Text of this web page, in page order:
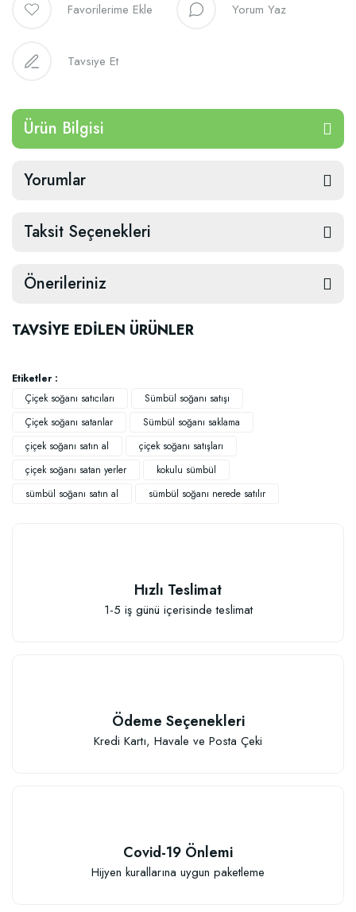
Yorum Yaz
Tavsiye Et
Ürün Bilgisi
Yorumlar
Taksit Seçenekleri
Önerileriniz
TAVSİYE EDİLEN ÜRÜNLER
Doğal Akıllı Organik Solucan Gübresi (1 kg)
Etiketler :
Çiçek soğanı satıcıları
Sümbül soğanı satışı
Çiçek soğanı satanlar
Sümbül soğanı saklama
çiçek soğanı satın al
çiçek soğanı satışları
çiçek soğanı satan yerler
kokulu sümbül
sümbül soğanı satın al
sümbül soğanı nerede satılır
Hızlı Teslimat
1-5 iş günü içerisinde teslimat
Ödeme Seçenekleri
Kredi Kartı, Havale ve Posta Çeki
Covid-19 Önlemi
Hijyen kurallarına uygun paketleme